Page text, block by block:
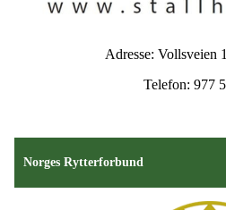
Adresse: Vollsveien
Telefon: 977
Norges Rytterforbund